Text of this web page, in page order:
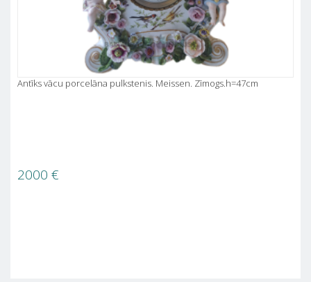
Antīks vācu porcelāna pulkstenis. Meissen. Zīmogs.h=47cm
2000 €